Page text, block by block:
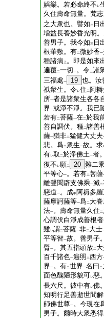
娯樂。若必命終不 レ
久住壽命無量。梵
之大衆也。譬如 二
日
増益長養妙香光明
善男子。我今如三 日
根華敷。有二微妙香一
種諸病
上 。即是如來
遍覆二一切一。令三諸
三福處一 19 也。汝
祇衆生。令レ住 二 阿
所一者是諸衆生各各
界一或淨不淨。我已
若有二菩薩一在二於我
善自調伏。種二諸善
薩一猶非二猛健大丈夫
悲。爲二衆生一故。求
有レ取 二於淨佛土一者
復不 レ願二 20 雜二
平等心一。若有二菩薩
離聲聞辟支佛乘一滅二
惡道一。成中阿耨多
薩摩訶薩等一爲二 大
法一。壽命無量久住 二
心調伏白淨成善根者
雖レ謂二菩薩一非二 大士
平等智一故。善男子
臂一。其五指頭放二
百千諸色一遍照 二西方
界一。有二世界一名曰 二
面色醜陋形貌可レ惡
長六尺。彼中有レ佛
知明行足善逝世間
師佛世尊一。今現在
男子。爾時大衆悉得